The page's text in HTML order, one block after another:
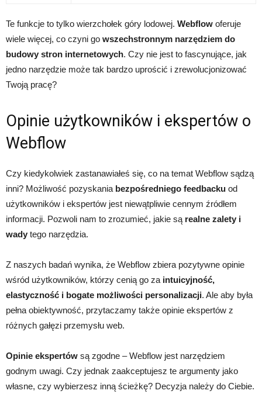
Te funkcje to tylko wierzchołek góry lodowej. Webflow oferuje
wiele więcej, co czyni go wszechstronnym narzędziem do
budowy stron internetowych. Czy nie jest to fascynujące, jak
jedno narzędzie może tak bardzo uprościć i zrewolucjonizować
Twoją pracę?
Opinie użytkowników i ekspertów o
Webflow
Czy kiedykolwiek zastanawiałeś się, co na temat Webflow sądzą
inni? Możliwość pozyskania bezpośredniego feedbacku od
użytkowników i ekspertów jest niewątpliwie cennym źródłem
informacji. Pozwoli nam to zrozumieć, jakie są realne zalety i
wady tego narzędzia.
Z naszych badań wynika, że Webflow zbiera pozytywne opinie
wśród użytkowników, którzy cenią go za intuicyjność,
elastyczność i bogate możliwości personalizacji. Ale aby była
pełna obiektywność, przytaczamy także opinie ekspertów z
różnych gałęzi przemysłu web.
Opinie ekspertów są zgodne – Webflow jest narzędziem
godnym uwagi. Czy jednak zaakceptujesz te argumenty jako
własne, czy wybierzesz inną ścieżkę? Decyzja należy do Ciebie.